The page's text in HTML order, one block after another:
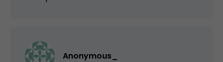
Anonymous_